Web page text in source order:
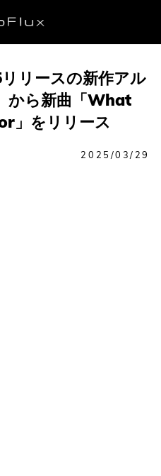
リースの新作アル
から新曲「What
」をリリース
2025/03/29